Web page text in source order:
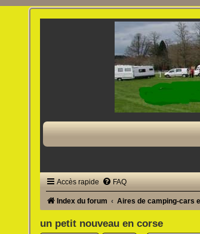
Accès rapide FAQ
Index du forum Aires de camping-cars
un petit nouveau en corse